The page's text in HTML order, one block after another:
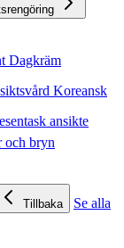
Dagkräm
Koreansk
ansikte
och bryn
Tillbaka
Se alla